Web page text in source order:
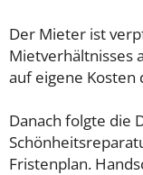
Der Mieter ist
Mietverhältnisses
auf eigene
Danach folgte die
Fristenplan.